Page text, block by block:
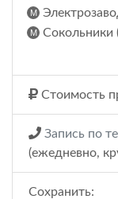
Сокольники
Стоимость
Запись по
(ежедневно,
Сохранить: